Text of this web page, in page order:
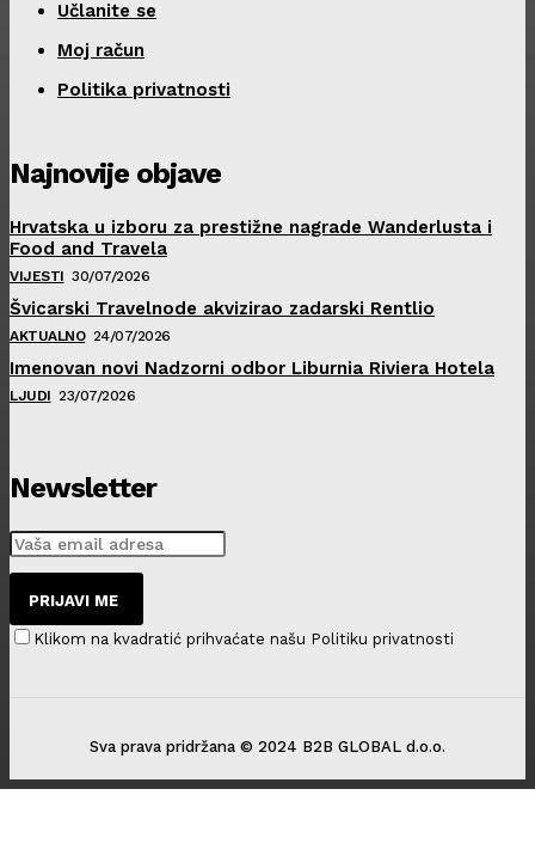
Učlanite se
Moj račun
Politika privatnosti
Najnovije objave
Hrvatska u izboru za prestižne nagrade Wanderlusta i
Food and Travela
VIJESTI 30/07/2026
Švicarski Travelnode akvizirao zadarski Rentlio
AKTUALNO 24/07/2026
Imenovan novi Nadzorni odbor Liburnia Riviera Hotela
LJUDI 23/07/2026
Newsletter
PRIJAVI ME
Klikom na kvadratić prihvaćate našu Politiku privatnosti
Sva prava pridržana © 2024 B2B GLOBAL d.o.o.